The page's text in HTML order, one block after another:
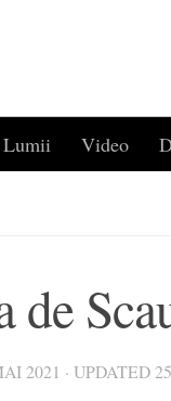
Lumii Video
de
2021 · UPDATED